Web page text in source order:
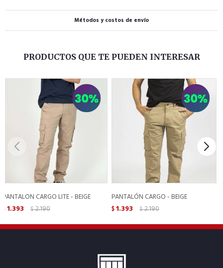
Métodos y costos de envío
PRODUCTOS QUE TE PUEDEN INTERESAR
PANTALON CARGO LITE - BEIGE
$1.393 $2.190
PANTALÓN CARGO - BEIGE
$1.393 $2.190